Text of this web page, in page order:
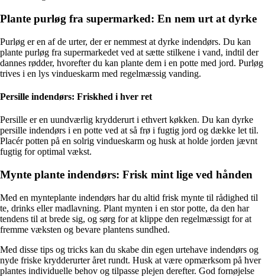
Plante purløg fra supermarked: En nem urt at dyrke
Purløg er en af de urter, der er nemmest at dyrke indendørs. Du kan
plante purløg fra supermarkedet ved at sætte stilkene i vand, indtil der
dannes rødder, hvorefter du kan plante dem i en potte med jord. Purløg
trives i en lys vindueskarm med regelmæssig vanding.
Persille indendørs: Friskhed i hver ret
Persille er en uundværlig krydderurt i ethvert køkken. Du kan dyrke
persille indendørs i en potte ved at så frø i fugtig jord og dække let til.
Placér potten på en solrig vindueskarm og husk at holde jorden jævnt
fugtig for optimal vækst.
Mynte plante indendørs: Frisk mint lige ved hånden
Med en mynteplante indendørs har du altid frisk mynte til rådighed til
te, drinks eller madlavning. Plant mynten i en stor potte, da den har
tendens til at brede sig, og sørg for at klippe den regelmæssigt for at
fremme væksten og bevare plantens sundhed.
Med disse tips og tricks kan du skabe din egen urtehave indendørs og
nyde friske krydderurter året rundt. Husk at være opmærksom på hver
plantes individuelle behov og tilpasse plejen derefter. God fornøjelse